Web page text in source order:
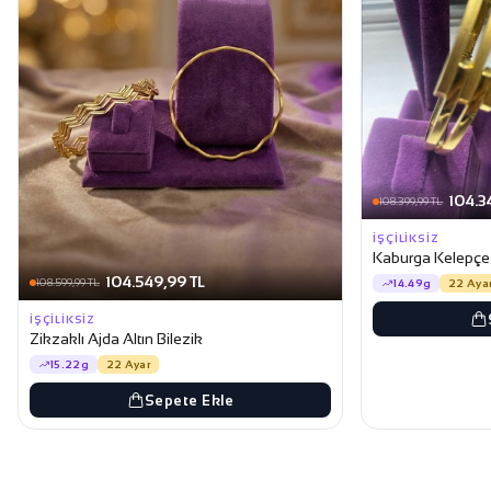
108.599,99 TL 104.549,99 TL
İŞÇILIKSIZ
Zikzaklı Ajda Altın Bilezik
15.22g 22 Ayar
Sepete Ekle
108.399,99 TL
İŞÇILIKSIZ
Kaburga
14.49g 22